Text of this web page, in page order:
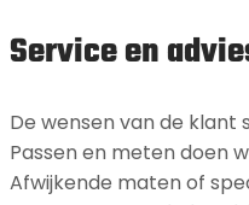
Service en
De wensen van de klant
Passen en meten doen
Afwijkende maten of